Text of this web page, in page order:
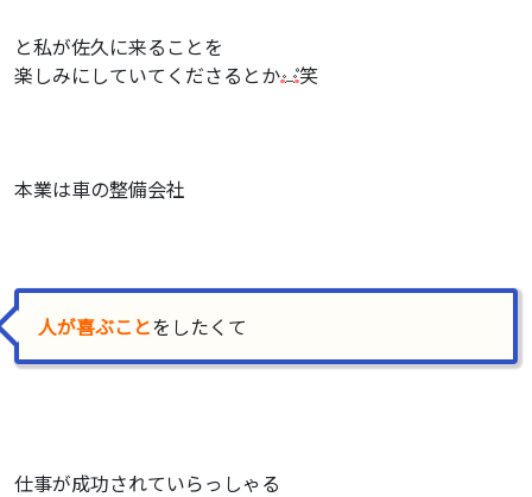
と私が佐久に来ることを
楽しみにしていてくださるとか
笑
本業は車の整備会社
人が喜ぶことをしたくて
仕事が成功されていらっしゃる